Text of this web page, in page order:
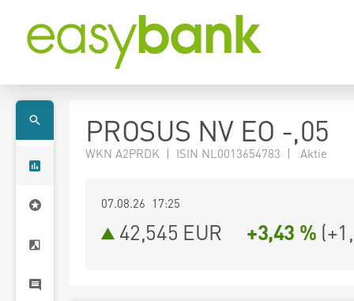
PROSUS NV EO -,05
WKN A2PRDK | ISIN NL0013654783 | Aktie
07.08.26 17:25
42,545 EUR +3,43 % (